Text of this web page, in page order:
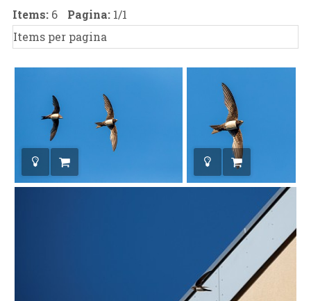
Items: 6 Pagina: 1/1